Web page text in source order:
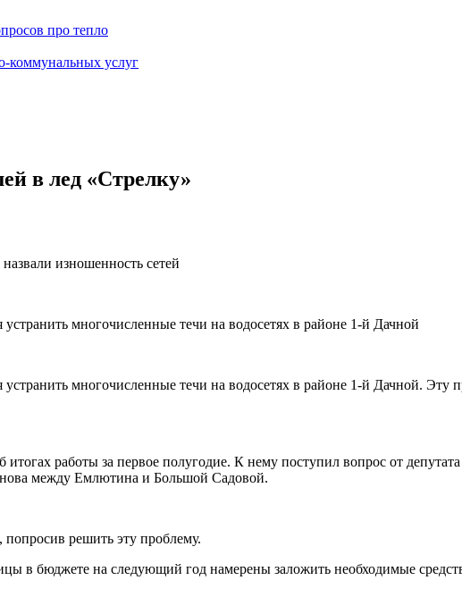
про тепло
коммунальных услуг
в лед «Стрелку»
изношенность сетей
многочисленные течи на водосетях в районе 1-й Дачной
многочисленные течи на водосетях в районе 1-й Дачной. Эту
работы за первое полугодие. К нему поступил вопрос от
между Емлютина и Большой Садовой.
решить эту проблему.
в бюджете на следующий год намерены заложить необходимые